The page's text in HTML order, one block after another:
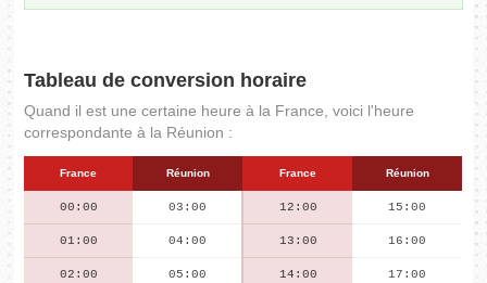
Tableau de conversion horaire
Quand il est une certaine heure à la France, voici l'heure
correspondante à la Réunion :
France Réunion France Réunion
00:00 03:00 12:00 15:00
01:00 04:00 13:00 16:00
02:00 05:00 14:00 17:00